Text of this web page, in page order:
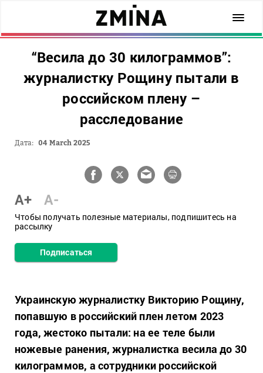
“Весила до 30 килограммов”:
журналистку Рощину пытали в
российском плену –
расследование
Дата: 04 March 2025
A+ A-
Чтобы получать полезные материалы, подпишитесь на
рассылку
Подписаться
Украинскую журналистку Викторию Рощину,
попавшую в российский плен летом 2023
года, жестоко пытали: на ее теле были
ножевые ранения, журналистка весила до 30
килограммов, а сотрудники российской